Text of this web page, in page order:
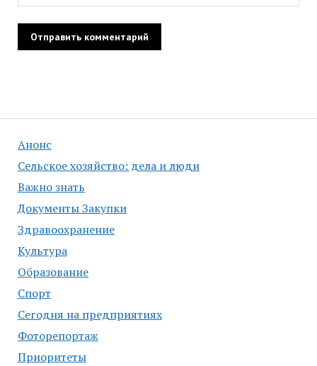
Анонс
Сельское хозяйство: дела и люди
Важно знать
Документы Закупки
Здравоохранение
Культура
Образование
Спорт
Сегодня на предприятиях
Фоторепортаж
Приоритеты